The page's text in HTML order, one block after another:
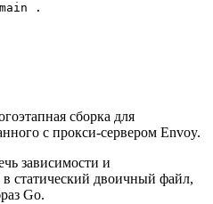
.
сборка для
с прокси-сервером Envoy.
зависимости и
статический двоичный файл,
Go.